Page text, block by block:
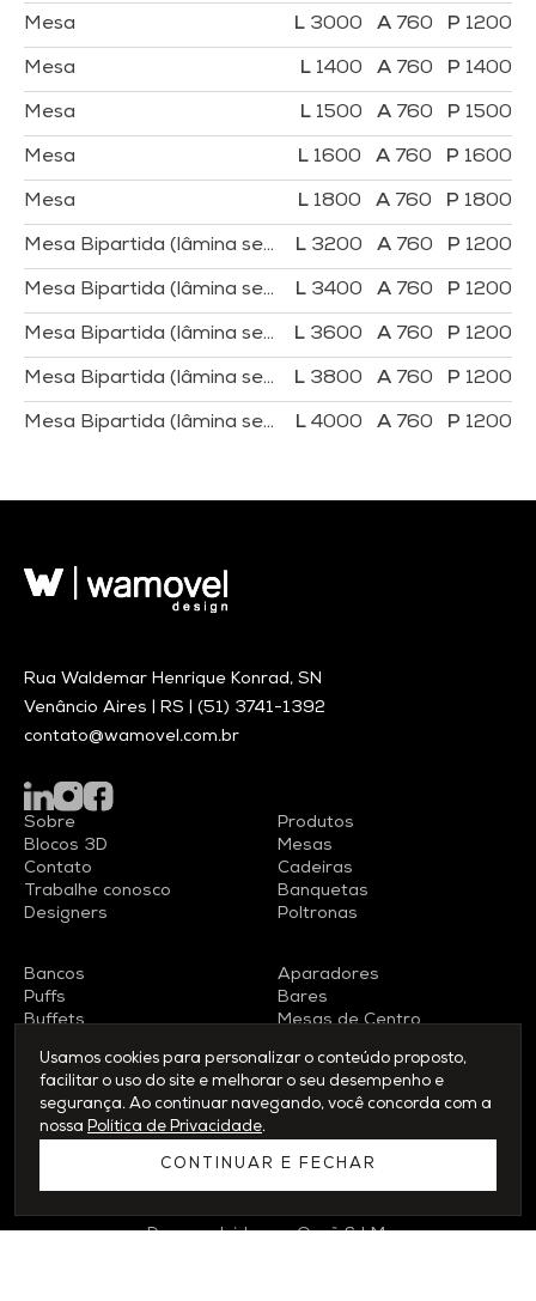
Mesa 3000 760 1200
Mesa 1400 760 1400
Mesa 1500 760 1500
Mesa 1600 760 1600
Mesa 1800 760 1800
Mesa Bipartida (lâmina sentido transversal 2 bases) 3200 760 1200
Mesa Bipartida (lâmina sentido transversal 3 bases) 3400 760 1200
Mesa Bipartida (lâmina sentido transversal 3 bases) 3600 760 1200
Mesa Bipartida (lâmina sentido transversal 3 bases) 3800 760 1200
Mesa Bipartida (lâmina sentido transversal 3 bases) 4000 760 1200
Usamos cookies para personalizar o conteúdo proposto,
facilitar o uso do site e melhorar o seu desempenho e
segurança. Ao continuar navegando, você concorda com a
nossa Política de Privacidade.
CONTINUAR E FECHAR
Rua Waldemar Henrique Konrad, SN
Venâncio Aires | RS | (51) 3741-1392
contato@wamovel.com.br
Sobre
Blocos 3D
Contato
Trabalhe conosco
Designers
Produtos
Mesas
Cadeiras
Banquetas
Poltronas
Bancos
Puffs
Buffets
Aparadores
Bares
Mesas de Centro
© 2026 WAMOVEL - Todos os direitos reservados
Política de Privacidade
Desenvolvido porOrgã&LM.